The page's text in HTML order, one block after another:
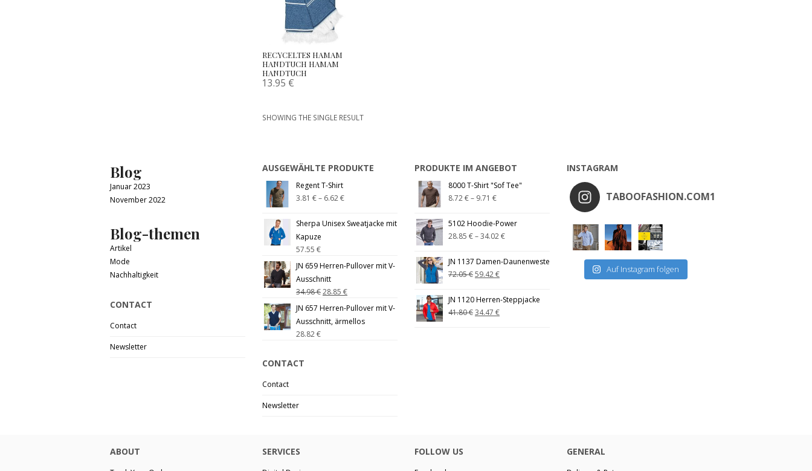
RECYCELTES HAMAM
HANDTUCH HAMAM
HANDTUCH
13.95 €
SHOWING THE SINGLE RESULT
Blog
Januar 2023
November 2022
Blog-themen
Artikel
Mode
Nachhaltigkeit
CONTACT
Contact
Newsletter
AUSGEWÄHLTE PRODUKTE
Regent T-Shirt
3.81 €– 6.62€
Sherpa Unisex Sweatjacke mit
Kapuze
57.55 €
JN 659 Herren-Pullover mit V-
Ausschnitt
34.98€28.85 €
JN 657 Herren-Pullover mit V-
Ausschnitt, ärmellos
28.82€
CONTACT
Contact
Newsletter
PRODUKTE IM ANGEBOT
8000 T-Shirt "Sof Tee"
8.72€– 9.71 €
5102 Hoodie-Power
28.85 €–34.02€
JN 1137 Damen-Daunenweste
72.05€59.42€
JN 1120 Herren-Steppjacke
41.80€34.47 €
INSTAGRAM
TABOOFASHION.COM1
Auf Instagram folgen
ABOUT SERVICES FOLLOW US GENERAL